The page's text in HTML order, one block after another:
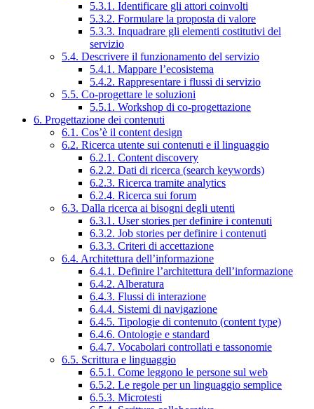
5.3.1. Identificare gli attori coinvolti
5.3.2. Formulare la proposta di valore
5.3.3. Inquadrare gli elementi costitutivi del
servizio
5.4. Descrivere il funzionamento del servizio
5.4.1. Mappare l’ecosistema
5.4.2. Rappresentare i flussi di servizio
5.5. Co-progettare le soluzioni
5.5.1. Workshop di co-progettazione
6. Progettazione dei contenuti
6.1. Cos’è il content design
6.2. Ricerca utente sui contenuti e il linguaggio
6.2.1. Content discovery
6.2.2. Dati di ricerca (search keywords)
6.2.3. Ricerca tramite analytics
6.2.4. Ricerca sui forum
6.3. Dalla ricerca ai bisogni degli utenti
6.3.1. User stories per definire i contenuti
6.3.2. Job stories per definire i contenuti
6.3.3. Criteri di accettazione
6.4. Architettura dell’informazione
6.4.1. Definire l’architettura dell’informazione
6.4.2. Alberatura
6.4.3. Flussi di interazione
6.4.4. Sistemi di navigazione
6.4.5. Tipologie di contenuto (content type)
6.4.6. Ontologie e standard
6.4.7. Vocabolari controllati e tassonomie
6.5. Scrittura e linguaggio
6.5.1. Come leggono le persone sul web
6.5.2. Le regole per un linguaggio semplice
6.5.3. Microtesti